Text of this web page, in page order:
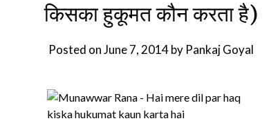
किसका हुकूमत कौन करता है)
Posted onJune 7, 2014by Pankaj Goyal